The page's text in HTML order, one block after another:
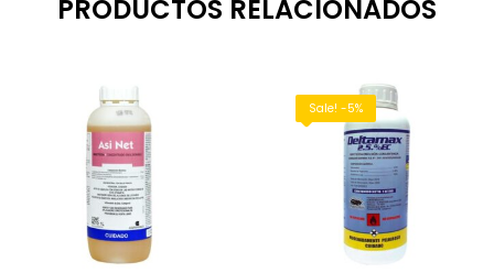
PRODUCTOS RELACIONADOS
Sale! -5%